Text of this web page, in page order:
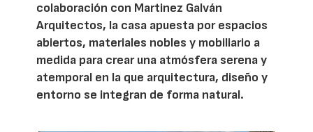
colaboración con Martinez Galván
Arquitectos, la casa apuesta por espacios
abiertos, materiales nobles y mobiliario a
medida para crear una atmósfera serena y
atemporal en la que arquitectura, diseño y
entorno se integran de forma natural.